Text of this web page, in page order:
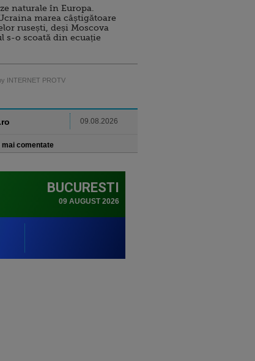
naturale în Europa.
marea câștigătoare
rusești, deși Moscova
s-o scoată din ecuație
INTERNET PROTV
09.08.2026
mai comentate